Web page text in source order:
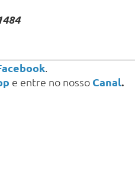
.
e entre no nosso Canal.